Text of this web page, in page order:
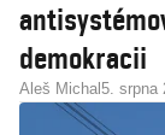
demokracii
Aleš Michal 5. srpna